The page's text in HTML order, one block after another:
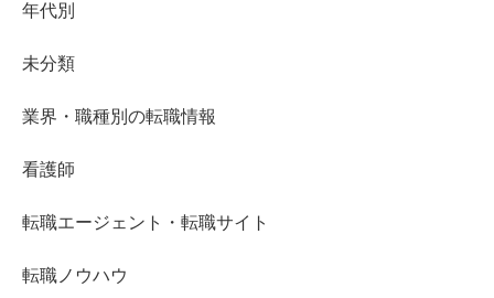
年代別
未分類
業界・職種別の転職情報
看護師
転職エージェント・転職サイト
転職ノウハウ